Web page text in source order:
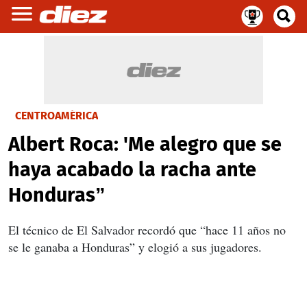
CENTROAMÉRICA
Albert Roca: 'Me alegro que se
haya acabado la racha ante
Honduras”
El técnico de El Salvador recordó que “hace 11 años no
se le ganaba a Honduras” y elogió a sus jugadores.